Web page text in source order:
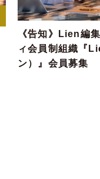
《告知》Lien編
ィ会員制組織『
ン）』会員募集